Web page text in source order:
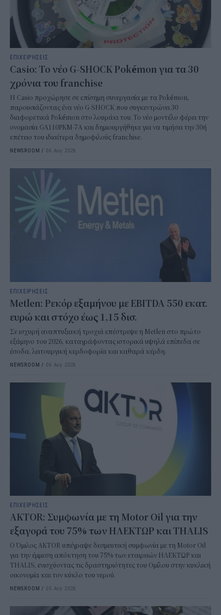
ΕΠΙΧΕΙΡΗΣΕΙΣ
Casio: Το νέο G-SHOCK Pokémon για τα 30
χρόνια του franchise
Η Casio προχώρησε σε επίσημη συνεργασία με τα Pokémon,
παρουσιάζοντας ένα νέο G-SHOCK που συγκεντρώνει 30
διαφορετικά Pokémon στο λουράκι του. Το νέο μοντέλο φέρει την
ονομασία GA110PKM-7A και δημιουργήθηκε για να τιμήσει την 30ή
επέτειο του ιδιαίτερα δημοφιλούς franchise.
NEWSROOM / 06 Αυγ 2026
ΕΠΙΧΕΙΡΗΣΕΙΣ
Metlen: Ρεκόρ εξαμήνου με EBITDA 550 εκατ.
ευρώ και στόχο έως 1,15 δισ.
Σε ισχυρή αναπτυξιακή τροχιά επέστρεψε η Metlen στο πρώτο
εξάμηνο του 2026, καταγράφοντας ιστορικά υψηλά επίπεδα σε
έσοδα, λειτουργική κερδοφορία και καθαρά κέρδη.
NEWSROOM / 06 Αυγ 2026
ΕΠΙΧΕΙΡΗΣΕΙΣ
AKTOR: Συμφωνία με τη Motor Oil για την
εξαγορά του 75% των ΗΛΕΚΤΩΡ και THALIS
Ο Όμιλος AKTOR υπέγραψε δεσμευτική συμφωνία με τη Motor Oil
για την έμμεση απόκτηση του 75% των εταιρειών ΗΛΕΚΤΩΡ και
THALIS, ενισχύοντας τις δραστηριότητες του Ομίλου στην κυκλική
οικονομία και τον κύκλο του νερού.
NEWSROOM / 05 Αυγ 2026